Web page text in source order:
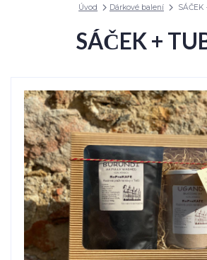
Úvod Dárkové balení SÁČEK
SÁČEK +